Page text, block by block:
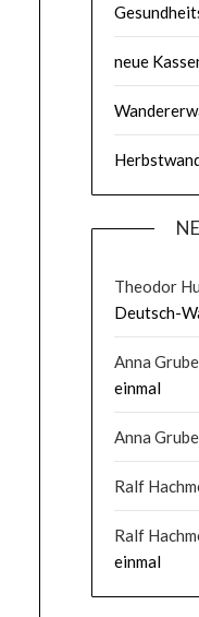
neue
Theodor
Deutsch-
Anna
einmal
Anna
Ralf
Ralf
einmal